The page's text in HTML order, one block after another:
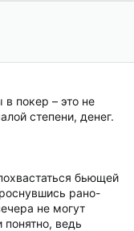
покер – это не
степени, денег.
бьющей
рано-
не могут
ведь